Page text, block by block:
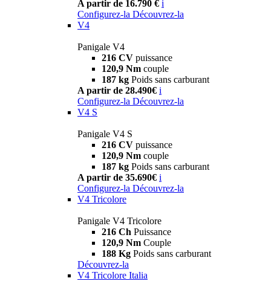
A partir de 16.790 € i
Configurez-la Découvrez-la
V4
Panigale V4
216 CV puissance
120,9 Nm couple
187 kg Poids sans carburant
A partir de 28.490€ i
Configurez-la Découvrez-la
V4 S
Panigale V4 S
216 CV puissance
120,9 Nm couple
187 kg Poids sans carburant
A partir de 35.690€ i
Configurez-la Découvrez-la
V4 Tricolore
Panigale V4 Tricolore
216 Ch Puissance
120,9 Nm Couple
188 Kg Poids sans carburant
Découvrez-la
V4 Tricolore Italia